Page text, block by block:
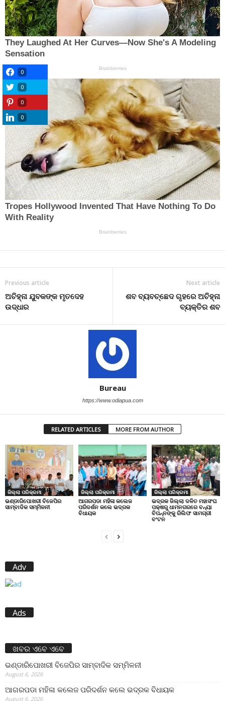
Previous article
ଅଚିହ୍ନା ଯୁବକଙ୍କ ମୃତଦେହ
ଉଦ୍ଧାର
Next article
ଶବ ବ୍ୟବଚ୍ଛେଦ ଗୃହରେ ଅଚିହ୍ନା
ବ୍ୟକ୍ତିର ଶବ
Bureau
https://www.odiapua.com
RELATED ARTICLES MORE FROM AUTHOR
ଜିଲ୍ଲା ପରିକ୍ରମା
ଭଣ୍ଡାରିପୋଖରୀ ବିଜେପିର
ସାମ୍ବାଦିକ ସମ୍ମିଳନୀ
ଜିଲ୍ଲା ପରିକ୍ରମା
ଆଗରପଡା ମହିଳା କଲେଜ
ପରିଦର୍ଶନ କଲେ ଭଦ୍ରକ
ବିଧାୟକ
ଜିଲ୍ଲା ପରିକ୍ରମା
ଭଦ୍ରକ ଜିଲ୍ଲା ଦଳିତ ମହାସଂଘ
ପକ୍ଷରୁ ଧାମନଗରରେ ବନ୍ୟା
ବିପନ୍ନଙ୍କୁ ରିଲିଫ ସାମଗ୍ରୀ
ବଂଟନ
Adv
Ads
ଖବର ଏବେ ଏବେ
ଭଣ୍ଡାରିପୋଖରୀ ବିଜେପିର ସାମ୍ବାଦିକ ସମ୍ମିଳନୀ
August 6, 2026
ଆଗରପଡା ମହିଳା କଲେଜ ପରିଦର୍ଶନ କଲେ ଭଦ୍ରକ ବିଧାୟକ
August 6, 2026
0
0
0
0